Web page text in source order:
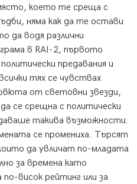
което те среща с
няма как да те остави
да водя различни
в RAI-2, първото
предавания и
тях се чувствах
от световни звезди,
се срещна с политически
такива възможности.
се промениха. Търсят
да увличат по-младата
за времена като
висок рейтинг или за